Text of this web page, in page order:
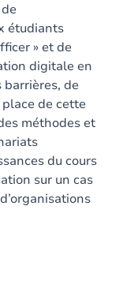
étudiants
» et de
digitale en
barrières, de
de cette
méthodes et
du cours
sur un cas